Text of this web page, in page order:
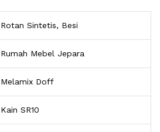
Rotan Sintetis, Besi
Rumah Mebel Jepara
Melamix Doff
Kain SR10